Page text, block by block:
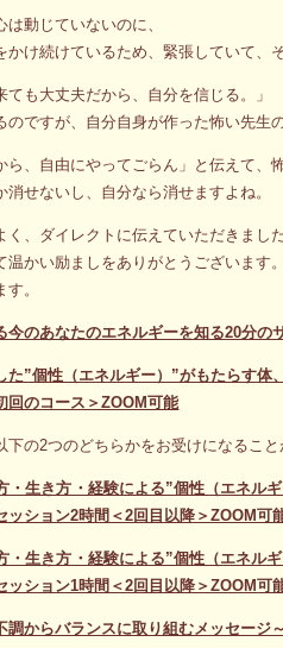
動じていないのに、
かけ続けているため、緊張していて、
ても大丈夫だから、自分を信じる。」
ですが、自分自身が作った怖い先生
、自由にやってごらん」と伝えて、
せないし、自分なら消せますよね。
、ダイレクトに伝えていただきました
かい励ましをありがとうございます。
。
のあなたのエネルギーを知る20分の
”個性（エネルギー）”がもたらす
回のコース＞ZOOM可能
下の2つのどちらかをお受けになること
生き方・経験による”個性（エネル
ッション2時間＜2回目以降＞ZOOM可
生き方・経験による”個性（エネル
ッション1時間＜2回目以降＞ZOOM可
からバランスに取り組むメッセージ